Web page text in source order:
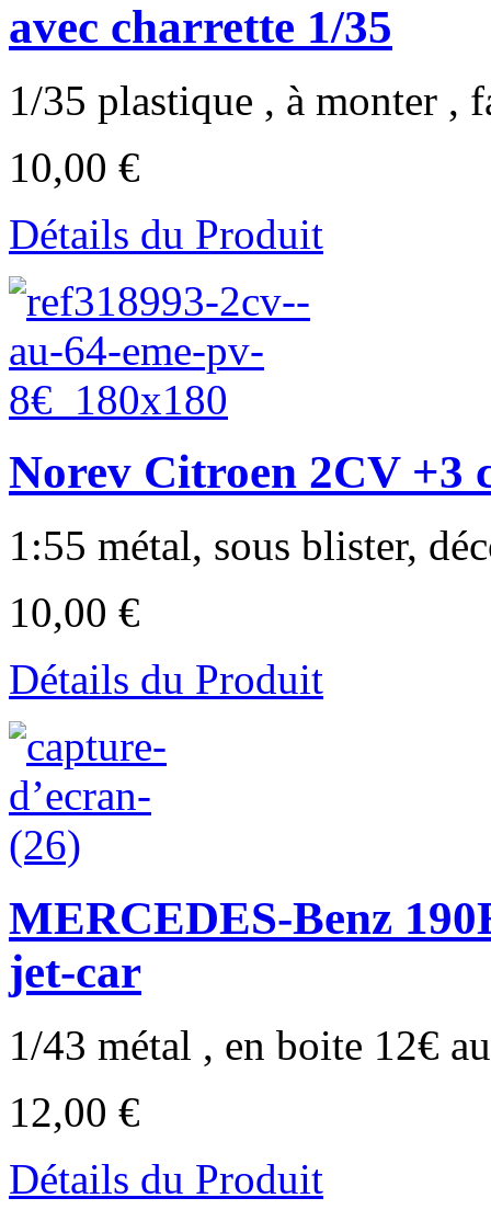
avec charrette 1/35
1/35 plastique , à monter ,
10,00 €
Détails du Produit
Norev Citroen 2CV +3
1:55 métal, sous blister,
10,00 €
Détails du Produit
MERCEDES-Benz
jet-car
1/43 métal , en boite 12€
12,00 €
Détails du Produit